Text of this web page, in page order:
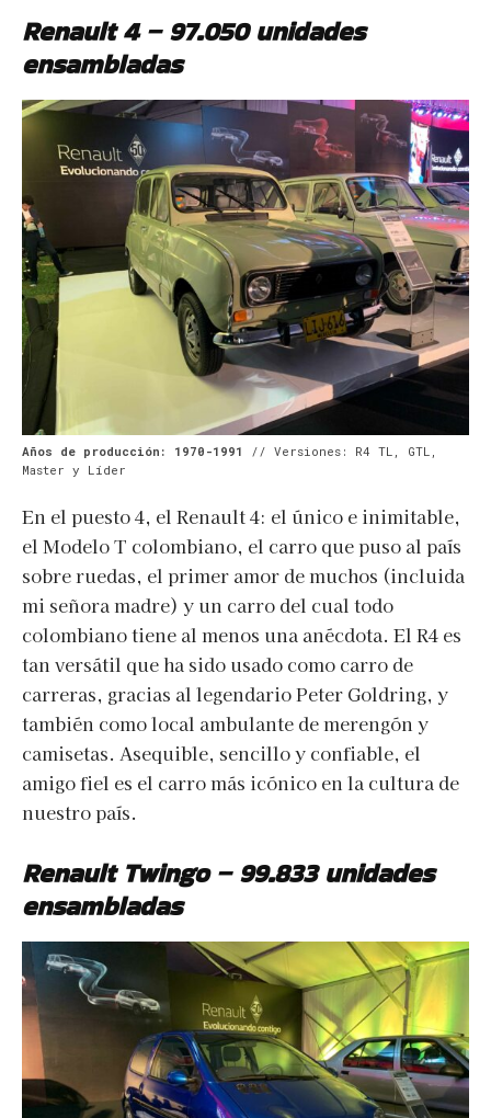
Renault 4 – 97.050 unidades
ensambladas
Años de producción: 1970-1991
// Versiones: R4 TL, GTL,
Master y Líder
En el puesto 4, el Renault 4: el único e inimitable,
el Modelo T colombiano, el carro que puso al país
sobre ruedas, el primer amor de muchos (incluida
mi señora madre) y un carro del cual todo
colombiano tiene al menos una anécdota. El R4 es
tan versátil que ha sido usado como carro de
carreras, gracias al legendario Peter Goldring, y
también como local ambulante de merengón y
camisetas. Asequible, sencillo y confiable, el
amigo fiel es el carro más icónico en la cultura de
nuestro país.
Renault Twingo – 99.833 unidades
ensambladas